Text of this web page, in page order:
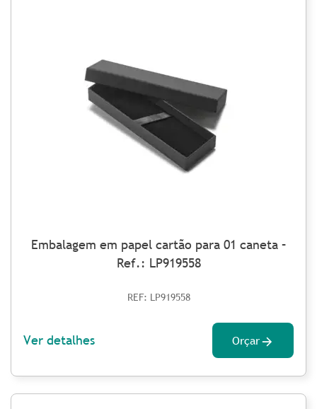
Embalagem em papel cartão para 01 caneta –
Ref.: LP919558
REF: LP919558
Ver detalhes Orçar